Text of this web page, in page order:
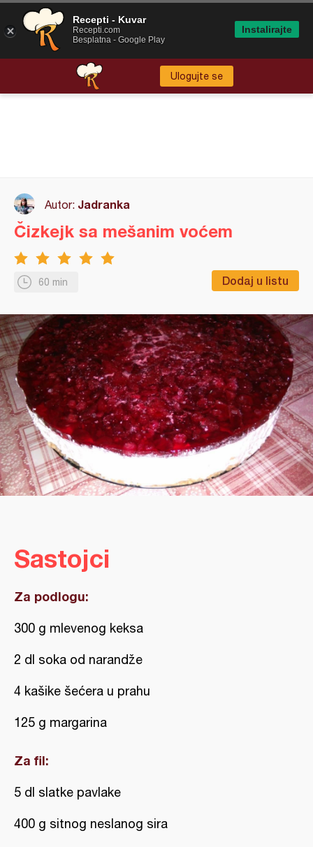
Ulogujte se
Autor: Jadranka
60 min Dodaj u listu
Čizkejk sa mešanim voćem
Sastojci
Za podlogu:
300 g mlevenog keksa
2 dl soka od narandže
4 kašike šećera u prahu
125 g margarina
Za fil:
5 dl slatke pavlake
400 g sitnog neslanog sira
Recepti - Kuvar
Recepti.com
Besplatna - Google Play
Instalirajte